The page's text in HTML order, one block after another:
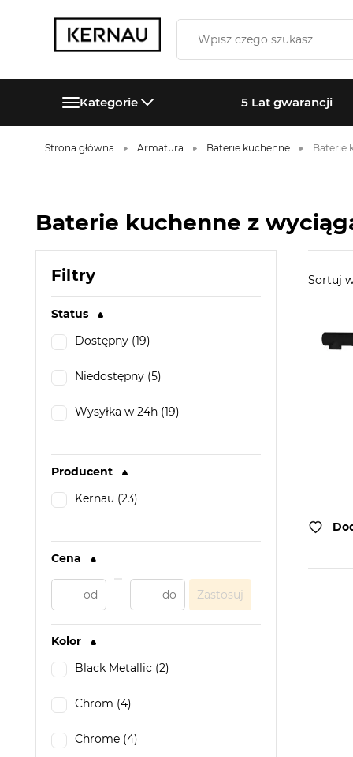
Kategorie 5 Lat gwarancji
Strona główna Armatura Baterie kuchenne Baterie
Baterie kuchenne z
Filtry
Status
Dostępny (19)
Niedostępny (5)
Wysyłka w 24h (19)
Producent
Kernau (23)
Cena
Zastosuj
Kolor
Black Metallic (2)
Chrom (4)
Chrome (4)
Sortuj